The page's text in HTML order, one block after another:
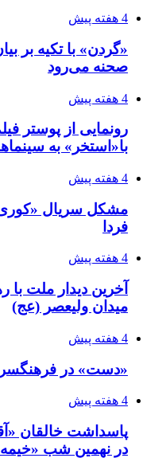
4 هفته پیش
«گردن» با تکیه بر
صحنه می‌رود
4 هفته پیش
رونمایی از پوستر
با«استخر» به
4 هفته پیش
مشکل سریال
فردا
4 هفته پیش
آخرین دیدار ملت با
میدان ولیعصر (عج)
4 هفته پیش
«دست» در
4 هفته پیش
پاسداشت خالقان
در نهمین شب «خیمه